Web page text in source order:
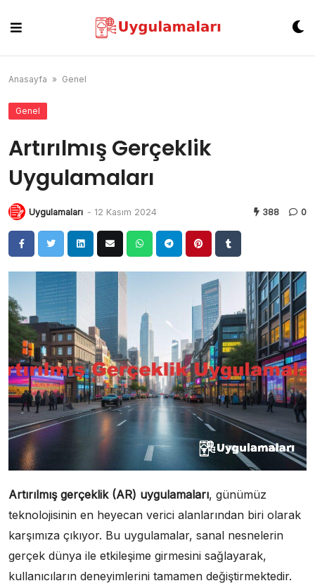
content
Anasayfa » Genel
Genel
Artırılmış Gerçeklik
Uygulamaları
Uygulamaları - 12 Kasım 2024 388 0
Artırılmış gerçeklik (AR) uygulamaları, günümüz
teknolojisinin en heyecan verici alanlarından biri olarak
karşımıza çıkıyor. Bu uygulamalar, sanal nesnelerin
gerçek dünya ile etkileşime girmesini sağlayarak,
kullanıcıların deneyimlerini tamamen değiştirmektedir.